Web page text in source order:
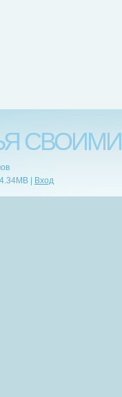
4.34MB | Вход